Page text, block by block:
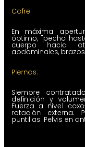
Cofre:
En máxima
óptimo, "pecho
cuerpo hacia
abdominales,
Piernas:
Siempre
definición y
Fuerza a nivel
rotación externa.
puntillas. Pelvis en